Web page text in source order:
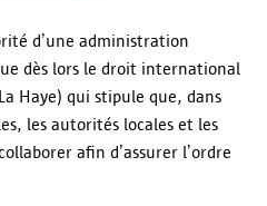
d’une administration
dès lors le droit international
Haye) qui stipule que, dans
les autorités locales et les
afin d’assurer l’ordre